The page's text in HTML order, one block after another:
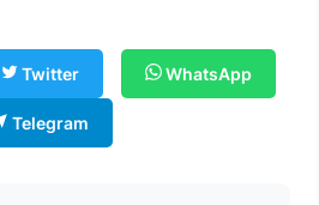
Twitter WhatsApp
Telegram